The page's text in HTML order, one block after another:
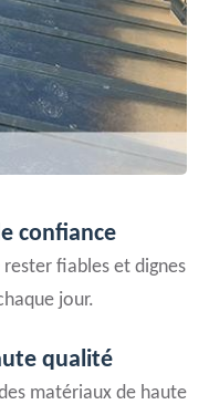
confiance
fiables et dignes
jour.
qualité
matériaux de haute